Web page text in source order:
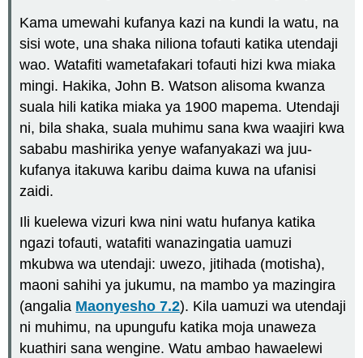
Kama umewahi kufanya kazi na kundi la watu, na
sisi wote, una shaka niliona tofauti katika utendaji
wao. Watafiti wametafakari tofauti hizi kwa miaka
mingi. Hakika, John B. Watson alisoma kwanza
suala hili katika miaka ya 1900 mapema. Utendaji
ni, bila shaka, suala muhimu sana kwa waajiri kwa
sababu mashirika yenye wafanyakazi wa juu-
kufanya itakuwa karibu daima kuwa na ufanisi
zaidi.
Ili kuelewa vizuri kwa nini watu hufanya katika
ngazi tofauti, watafiti wanazingatia uamuzi
mkubwa wa utendaji: uwezo, jitihada (motisha),
maoni sahihi ya jukumu, na mambo ya mazingira
(angalia Maonyesho 7.2). Kila uamuzi wa utendaji
ni muhimu, na upungufu katika moja unaweza
kuathiri sana wengine. Watu ambao hawaelewi